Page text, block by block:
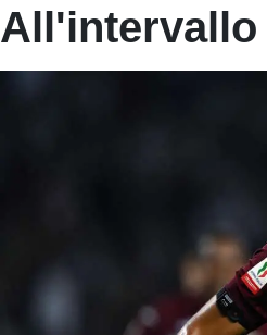
All'intervallo